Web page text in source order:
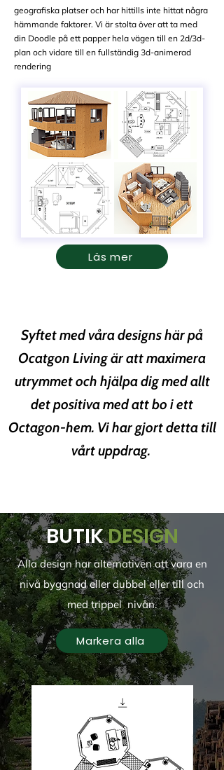
geografiska platser och har hittills inte hittat några
hämmande faktorer. Vi är stolta över att ta med
din Doodle på ett papper hela vägen till en 2d/3d-
plan och vidare till en fullständig 3d-animerad
rendering
Läs mer
Syftet med våra designs här på
Ocatgon Living är att maximera
utrymmet och hjälpa dig med allt
det positiva med att bo i ett
Octagon-hem. Vi har gjort detta till
vårt uppdrag.
BUTIKDESIGN
Alla design har alternativen att vara en
nivå byggnad eller dubbel eller till och
med trippel nivån.
Markera alla